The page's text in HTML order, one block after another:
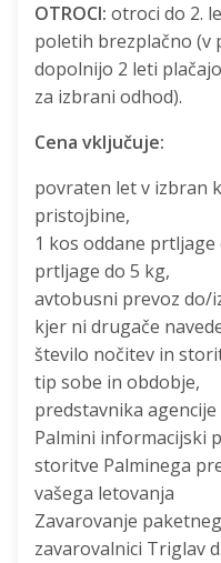
OTROCI: otroci do 2.
poletih brezplačno (v
dopolnijo 2 leti
za izbrani odhod).
Cena vključuje:
povraten let v izbran
pristojbine,
1 kos oddane
prtljage do 5 kg,
avtobusni prevoz do/
kjer ni drugače
število nočitev in
tip sobe in obdobje,
predstavnika agencije
Palmini informacijski
storitve Palminega
vašega letovanja
Zavarovanje
zavarovalnici Triglav